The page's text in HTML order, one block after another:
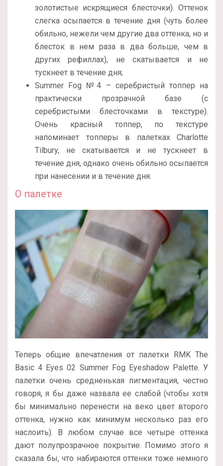
золотистые искрящиеся блесточки). Оттенок
слегка осыпается в течение дня (чуть более
обильно, нежели чем другие два оттенка, но и
блесток в нем раза в два больше, чем в
других рефиллах), не скатывается и не
тускнеет в течение дня;
Summer Fog №4 – серебристый топпер на
практически прозрачной базе (с
серебристыми блесточками в текстуре).
Очень красный топпер, по текстуре
напоминает топперы в палетках Charlotte
Tilbury, не скатывается и не тускнеет в
течение дня, однако очень обильно осыпается
при нанесении и в течение дня.
О палетке
Теперь общие впечатления от палетки RMK The
Basic 4 Eyes 02 Summer Fog Eyeshadow Palette. У
палетки очень средненькая пигментация, честно
говоря, я бы даже назвала ее слабой (чтобы хотя
бы минимально перенести на веко цвет второго
оттенка, нужно как минимум несколько раз его
наслоить). В любом случае все четыре оттенка
дают полупрозрачное покрытие. Помимо этого я
сказала бы, что набираются оттенки тоже немного